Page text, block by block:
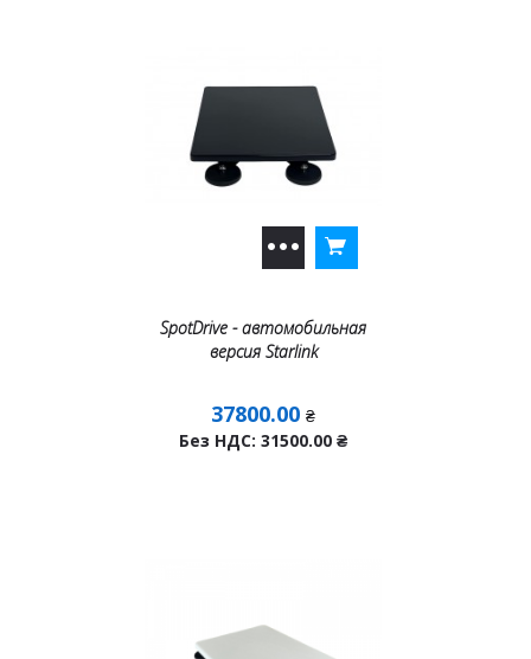
SpotDrive - автомобильная
версия Starlink
37800.00 ₴
Без НДС: 31500.00 ₴